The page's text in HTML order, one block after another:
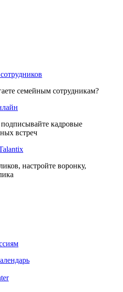
семейным сотрудникам?
кадровые
встреч
настройте воронку,